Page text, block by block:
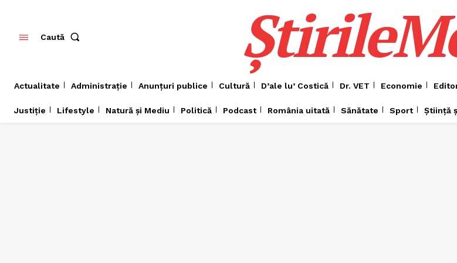
Caută
Actualitate Administrație Anunțuri publice Cultură D’ale lu’ Costică Dr. VET Economie
Justiție Lifestyle Natură și Mediu Politică Podcast România uitată Sănătate Sport Știință